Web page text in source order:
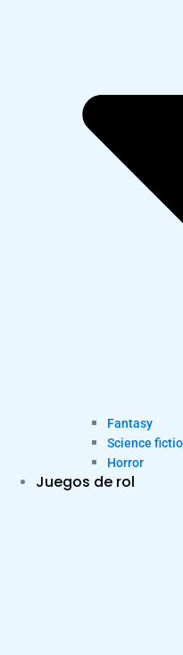
Fantasy
Science
Horror
Juegos de rol